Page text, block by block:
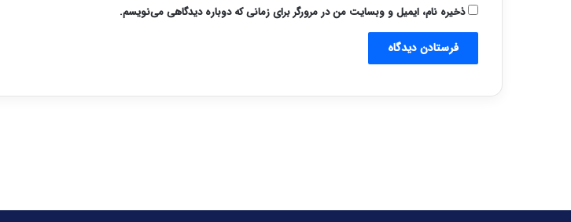
ذخیره نام، ایمیل و وبسایت من در مرورگر برای زمانی که دوباره دیدگاهی می‌نویسم.